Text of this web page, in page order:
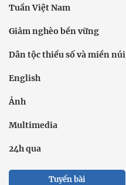
Tuần Việt Nam
Giảm nghèo bền vững
Dân tộc thiểu số và miền núi
English
Ảnh
Multimedia
24h qua
Tuyến bài